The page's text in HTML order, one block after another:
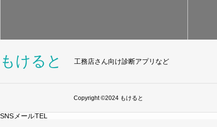
もけると 工務店さん向け診断アプリなど
Copyright ©2024 もけると
SNS メールTEL